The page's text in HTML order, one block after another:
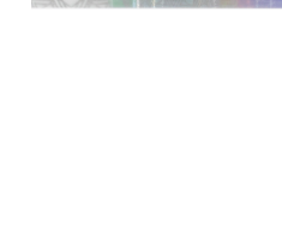
numérique